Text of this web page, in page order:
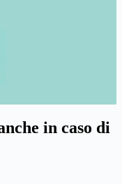
in caso di